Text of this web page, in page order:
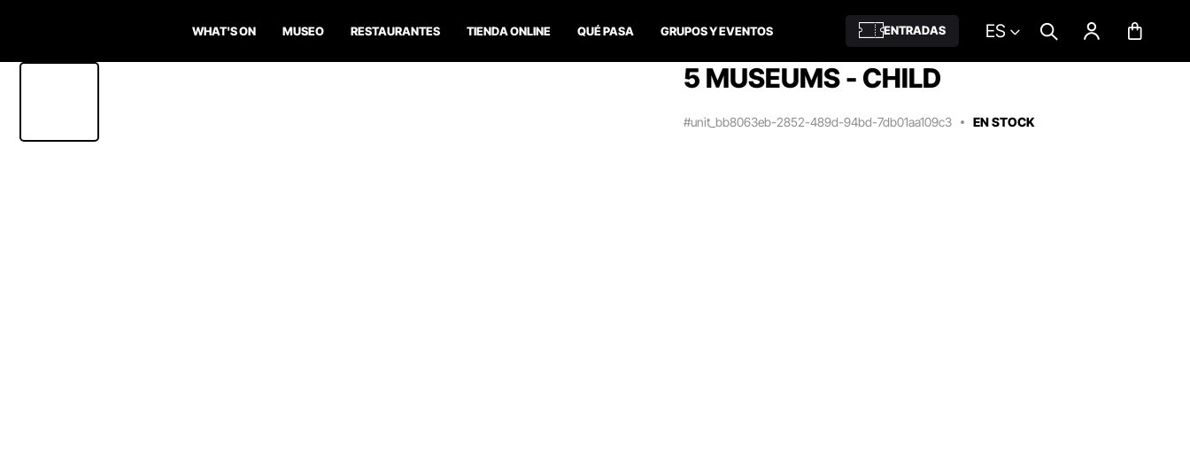
WHAT'S ON MUSEO RESTAURANTES TIENDA ONLINE QUÉ PASA GRUPOS Y EVENTOS ENTRADAS ES
5 MUSEUMS - CHILD
#unit_bb8063eb-2852-489d-94bd-7db01aa109c3 EN STOCK